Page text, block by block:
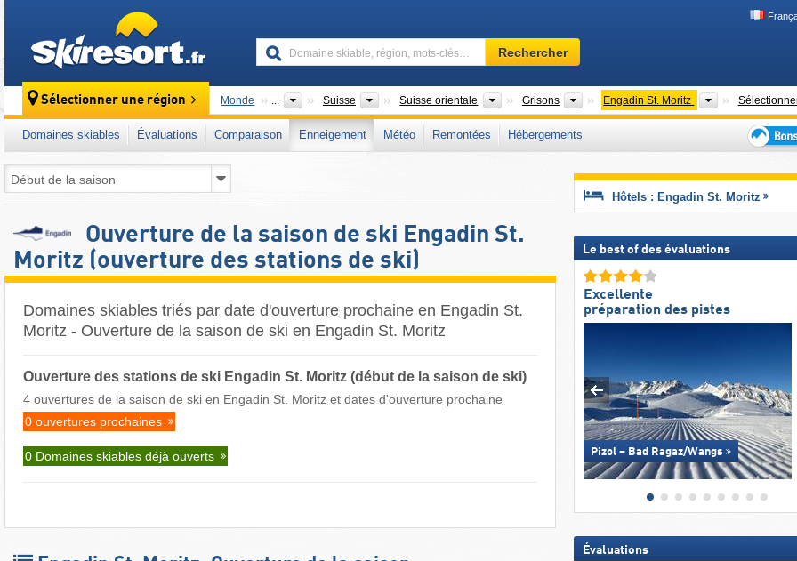
Domaine
skiable,
mots-
clés…
Rechercher
Sélectionner une région Monde ... Suisse PaysSuisse orientale Grandes régions
Grisons Cantons
Engadin St. Moritz Régions
Domaines skiables Évaluations Comparaison Enneigement Météo Remontées
Hébergements
plans
séjour
Ouverture de la saison de ski Engadin St.
Moritz (ouverture des stations de ski)
Domaines skiables triés par date d'ouverture prochaine en Engadin St.
Moritz - Ouverture de la saison de ski en Engadin St. Moritz ​
Ouverture des stations de ski Engadin St. Moritz (début de la saison de ski)
4 ouvertures de la saison de ski en Engadin St. Moritz et dates d'ouverture prochaine
0 ouvertures prochaines
0 Domaines skiables déjà ouverts
Hôtels : Engadin St. Moritz
Le best of des évaluations
Excellente
préparation des pistes
Pizol – Bad Ragaz/​Wangs
Évaluations